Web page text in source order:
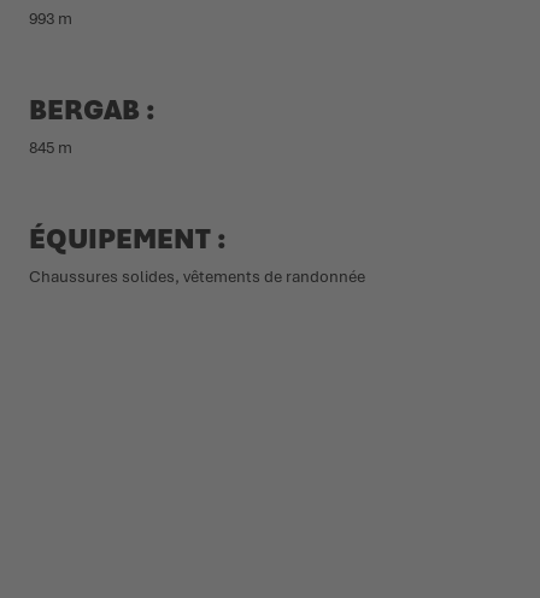
993 m
BERGAB :
845 m
ÉQUIPEMENT :
Chaussures solides, vêtements de randonnée